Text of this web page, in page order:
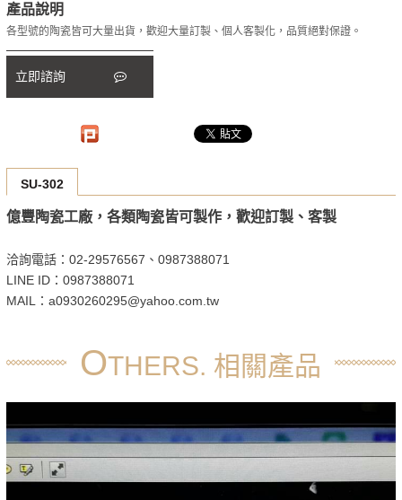
產品說明
各型號的陶瓷皆可大量出貨，歡迎大量訂製、個人客製化，品質絕對保證。
立即諮詢
SU-302
億豐陶瓷工廠，各類陶瓷皆可製作，歡迎訂製、客製
洽詢電話：02-29576567、0987388071
LINE ID：0987388071
MAIL：a0930260295@yahoo.com.tw
OTHERS. 相關產品